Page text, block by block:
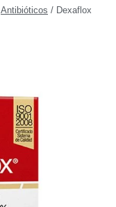
Antibióticos / Dexaflox